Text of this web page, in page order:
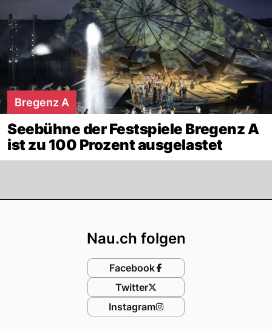
Bregenz A
Seebühne der Festspiele Bregenz A
ist zu 100 Prozent ausgelastet
Nau.ch folgen
Facebook
Twitter
Instagram